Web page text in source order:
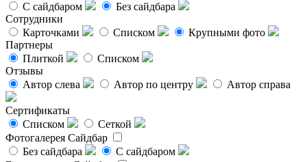
С сайдбаром
Без сайдбара
Сотрудники
Карточками
Списком
Крупными фото
Партнеры
Плиткой
Списком
Отзывы
Автор слева
Автор по центру Автор справа
Сертификаты
Списком
Сеткой
Фотогалерея Сайдбар
Без сайдбара
С сайдбаром